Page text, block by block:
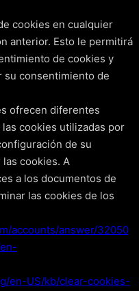
cookies en cualquier
anterior. Esto le permitirá
de cookies y
su consentimiento de
ofrecen diferentes
cookies utilizadas por
de su
cookies. A
a los documentos de
las cookies de los
accounts/answer/32050
en-US/kb/clear-cookies-